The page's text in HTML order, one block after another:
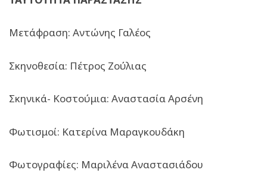
Μετάφραση: Αντώνης Γαλέος
Σκηνοθεσία: Πέτρος Ζούλιας
Σκηνικά- Κοστούμια: Αναστασία Αρσένη
Φωτισμοί: Κατερίνα Μαραγκουδάκη
Φωτογραφίες: Μαριλένα Αναστασιάδου